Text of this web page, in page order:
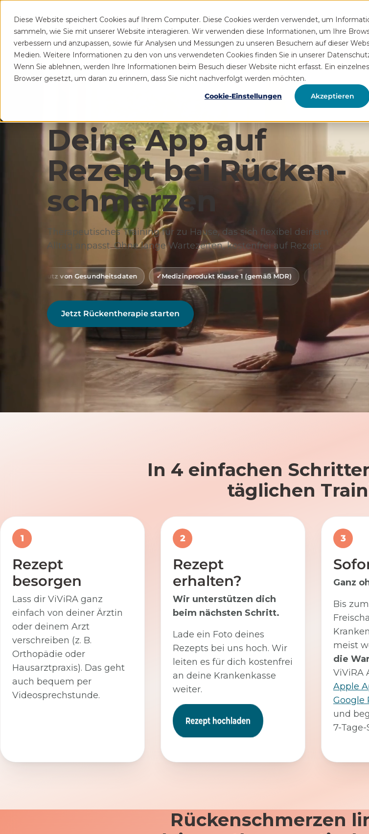
Diese Website speichert Cookies auf Ihrem Computer. Diese Cookies werden verwendet, um
sammeln, wie Sie mit unserer Website interagieren. Wir verwenden diese Informationen, um Ihre
verbessern und anzupassen, sowie für Analysen und Messungen zu unseren Besuchern auf dieser
Medien. Weitere Informationen zu den von uns verwendeten Cookies finden Sie in unserer
Wenn Sie ablehnen, werden Ihre Informationen beim Besuch dieser Website nicht erfasst. Ein
Browser gesetzt, um daran zu erinnern, dass Sie nicht nachverfolgt werden möchten.
Cookie-Einstellungen
Akzeptieren
Patient Praxis Funktionen Rezeptservice
Deine App auf
Rezept bei Rücken­
schmerzen
Therapeutisches Training für zu Hause, das sich flexibel deinem
Alltag anpasst. Ohne lange Wartezeiten, kostenfrei auf Rezept.
Gesundheitsdaten Medizinprodukt Klasse 1 (gemäß MDR) Digitale Gesundheitsanwendung
Jetzt Rückentherapie starten
In 4 einfachen
täglichen
1
Rezept
besorgen
Lass dir ViViRA ganz
einfach von deiner Ärztin
oder deinem Arzt
verschreiben (z. B.
Orthopädie oder
Hausarztpraxis). Das geht
auch bequem per
Videosprechstunde.
2
Rezept
erhalten?
Wir unterstützen dich
beim nächsten Schritt.
Lade ein Foto deines
Rezepts bei uns hoch. Wir
leiten es für dich kostenfrei
an deine Krankenkasse
weiter.
3
Ganz
Bis
meist
die
ViViRA
Apple
Google
und
7-
Rückenschmerzen